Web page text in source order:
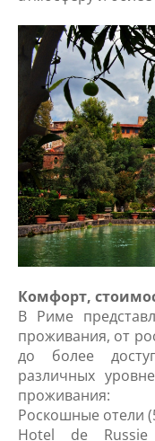
Комфорт,
В Риме
проживания, от
до более
различных
проживания:
Роскошные отели
Hotel de